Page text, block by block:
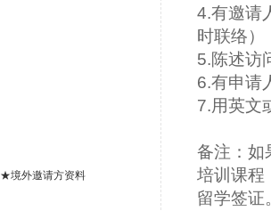
★境外邀请方资料
4.有邀请
时联络）
5.陈述访
6.有申请
7.用英文
备注：如
培训课程
留学签证